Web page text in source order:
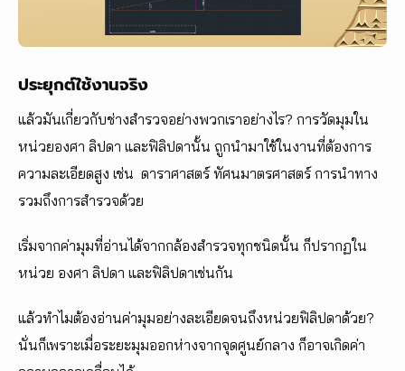
ประยุกต์ใช้งานจริง
แล้วมันเกี่ยวกับช่างสำรวจอย่างพวกเราอย่างไร? การวัดมุมใน
หน่วยองศา ลิปดา และฟิลิปดานั้น ถูกนำมาใช้ในงานที่ต้องการ
ความละเอียดสูง เช่น ดาราศาสตร์ ทัศนมาตรศาสตร์ การนำทาง
รวมถึงการสำรวจด้วย
เริ่มจากค่ามุมที่อ่านได้จากกล้องสำรวจทุกชนิดนั้น ก็ปรากฏใน
หน่วย องศา ลิปดา และฟิลิปดาเช่นกัน
แล้วทำไมต้องอ่านค่ามุมอย่างละเอียดจนถึงหน่วยฟิลิปดาด้วย?
นั่นก็เพราะเมื่อระยะมุมออกห่างจากจุดศูนย์กลาง ก็อาจเกิดค่า